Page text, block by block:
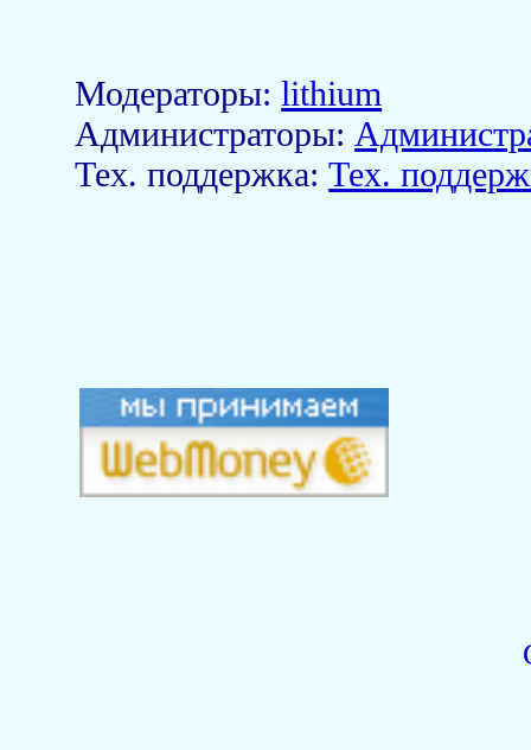
Модераторы:lithium
Aдминистраторы:
Тех. поддержка:Тех.